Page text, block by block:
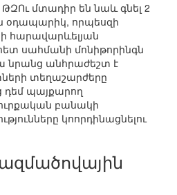
մտադիր են նաև գնել 2
օդապարիկ, որպեսզի
հարավարևելյան
սահմանի մոնիթորինգն
նրանց անհրաժեշտ է
տեղաշարժերը
դեմ պայքարող
բանակի
կոորդինացնելու